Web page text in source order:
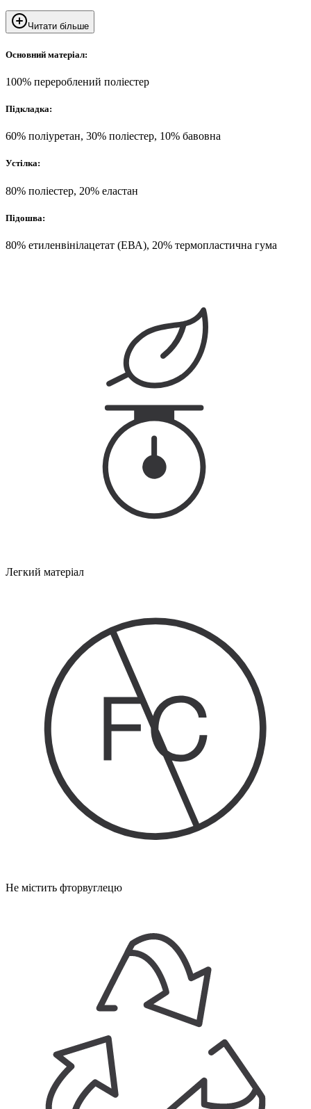
Читати більше
Основний матеріал:
100% перероблений поліестер
Підкладка:
60% поліуретан, 30% поліестер, 10% бавовна
Устілка:
80% поліестер, 20% еластан
Підошва:
80% етиленвінілацетат (ЕВА), 20% термопластична гума
Легкий матеріал
Не містить фторвуглецю